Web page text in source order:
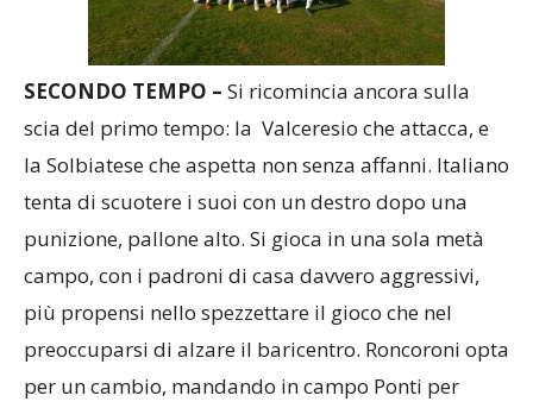
SECONDO TEMPO – Si ricomincia ancora sulla
scia del primo tempo: la Valceresio che attacca, e
la Solbiatese che aspetta non senza affanni. Italiano
tenta di scuotere i suoi con un destro dopo una
punizione, pallone alto. Si gioca in una sola metà
campo, con i padroni di casa davvero aggressivi,
più propensi nello spezzettare il gioco che nel
preoccuparsi di alzare il baricentro. Roncoroni opta
per un cambio, mandando in campo Ponti per